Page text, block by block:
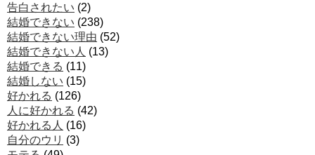
告白されたい (2)
結婚できない (238)
結婚できない理由 (52)
結婚できない人 (13)
結婚できる (11)
結婚しない (15)
好かれる (126)
人に好かれる (42)
好かれる人 (16)
自分のウリ (3)